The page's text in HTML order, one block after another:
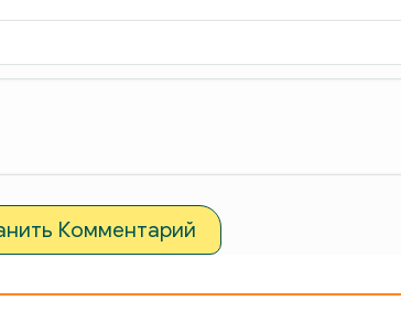
Комментарий